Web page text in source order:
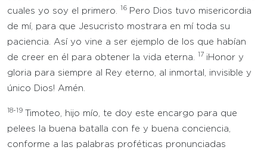
cuales yo soy el primero.
16 Pero Dios tuvo misericordia
de mí, para que Jesucristo mostrara en mí toda su
paciencia. Así yo vine a ser ejemplo de los que habían
de creer en él para obtener la vida eterna.
17 ¡Honor y
gloria para siempre al Rey eterno, al inmortal, invisible y
único Dios! Amén.
18-19
Timoteo, hijo mío, te doy este encargo para que
pelees la buena batalla con fe y buena conciencia,
conforme a las palabras proféticas pronunciadas